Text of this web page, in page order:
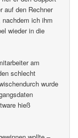
auf den Rechner
ich ihm
wieder in die
am
schlecht
wurde
hieß